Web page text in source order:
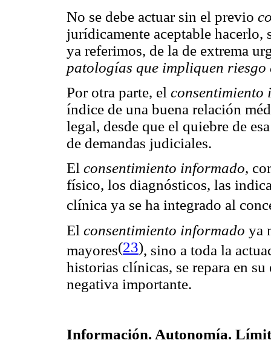
No se debe actuar sin el previo
jurídicamente aceptable hacerlo,
ya referimos, de la de extrema
patologías que impliquen
Por otra parte, el consentimiento
índice de una buena relación
legal, desde que el quiebre de
de demandas judiciales.
El consentimiento informado,
físico, los diagnósticos, las
clínica ya se ha integrado al
El consentimiento informado ya
mayores(23), sino a toda la
historias clínicas, se repara en
negativa importante.
Información. Autonomía.